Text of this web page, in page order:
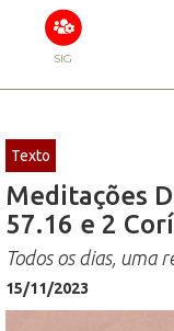
SIG
Texto
Meditações
57.16 e 2
Todos os dias,
15/11/2023